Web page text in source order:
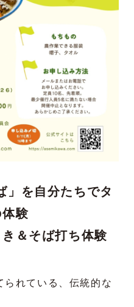
」を自分たちでタ
験
＆そば打ち体験
れている、伝統的な